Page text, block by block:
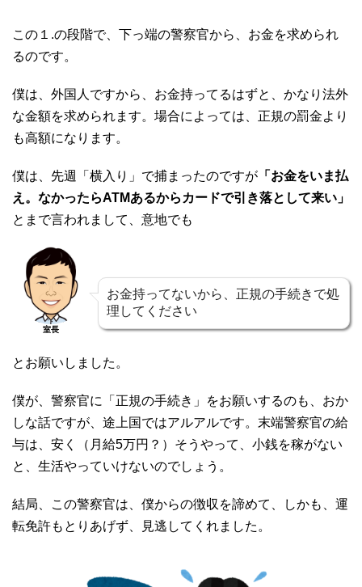
この１.の段階で、下っ端の警察官から、お金を求められ
るのです。
僕は、外国人ですから、お金持ってるはずと、かなり法外
な金額を求められます。場合によっては、正規の罰金より
も高額になります。
僕は、先週「横入り」で捕まったのですが 「お金をいま払
え。なかったらATMあるからカードで引き落として来い」
とまで言われまして、意地でも
室長
お金持ってないから、正規の手続きで処
理してください
とお願いしました。
僕が、警察官に「正規の手続き」をお願いするのも、おか
しな話ですが、途上国ではアルアルです。末端警察官の給
与は、安く（月給5万円？）そうやって、小銭を稼がない
と、生活やっていけないのでしょう。
結局、この警察官は、僕からの徴収を諦めて、しかも、運
転免許もとりあげず、見逃してくれました。